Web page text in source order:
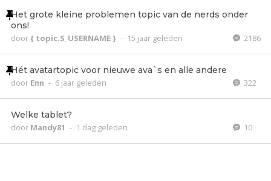
Het grote kleine problemen topic van de nerds onder
ons!
door{ topic.S_USERNAME } - 15 jaar geleden 2186
Hét avatartopic voor nieuwe ava`s en alle andere
door Enn - 6 jaar geleden 322
Welke tablet?
door Mandy81 - 1 dag geleden 10